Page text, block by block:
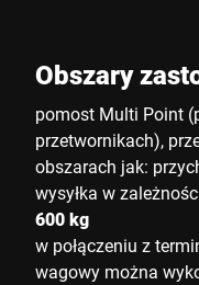
Obszary
pomost Multi Point
przetwornikach),
obszarach jak:
wysyłka w
600 kg
w połączeniu z
wagowy można